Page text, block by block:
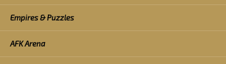
Empires & Puzzles
AFK Arena